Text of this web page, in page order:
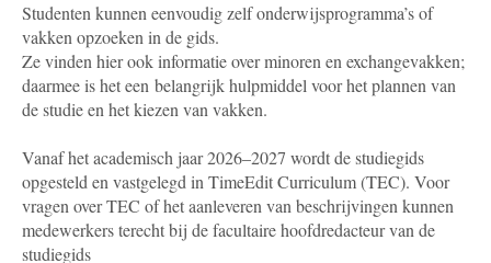
Studenten kunnen eenvoudig zelf onderwijsprogramma’s of
vakken opzoeken in de gids.
Ze vinden hier ook informatie over minoren en exchangevakken;
daarmee is het een belangrijk hulpmiddel voor het plannen van
de studie en het kiezen van vakken.
Vanaf het academisch jaar 2026–2027 wordt de studiegids
opgesteld en vastgelegd in TimeEdit Curriculum (TEC). Voor
vragen over TEC of het aanleveren van beschrijvingen kunnen
medewerkers terecht bij de facultaire hoofdredacteur van de
studiegids